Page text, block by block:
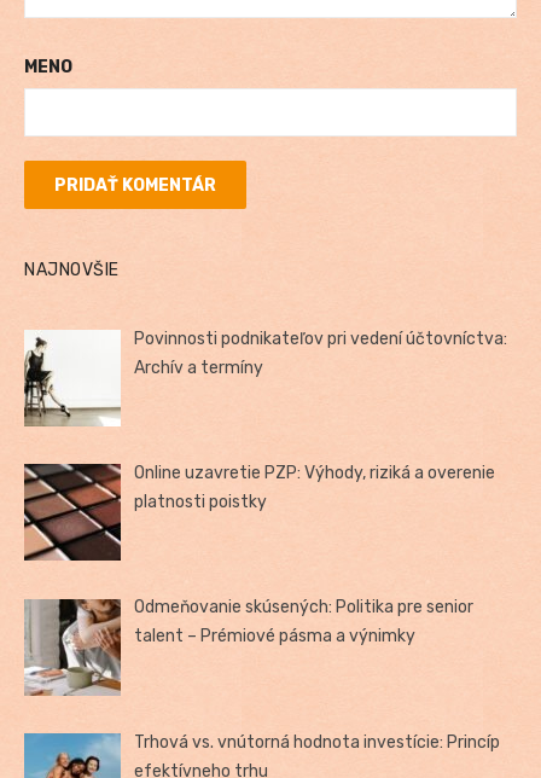
MENO
NAJNOVŠIE
Povinnosti podnikateľov pri vedení účtovníctva:
Archív a termíny
Online uzavretie PZP: Výhody, riziká a overenie
platnosti poistky
Odmeňovanie skúsených: Politika pre senior
talent – Prémiové pásma a výnimky
Trhová vs. vnútorná hodnota investície: Princíp
efektívneho trhu